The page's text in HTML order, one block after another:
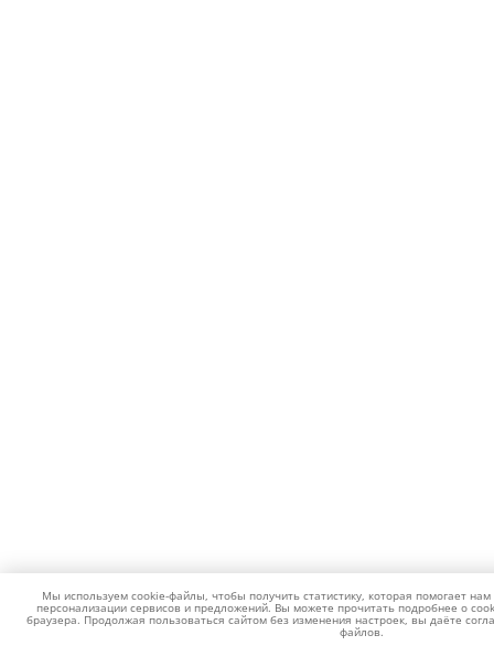
Мы используем cookie-файлы, чтобы получить статистику, которая помогает
персонализации сервисов и предложений. Вы можете прочитать подробнее о
браузера. Продолжая пользоваться сайтом без изменения настроек, вы даёте
файлов.